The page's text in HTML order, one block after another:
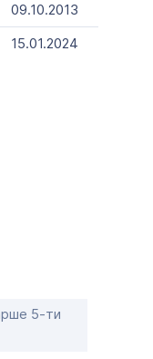
09.10.2013
15.01.2024
5-ти